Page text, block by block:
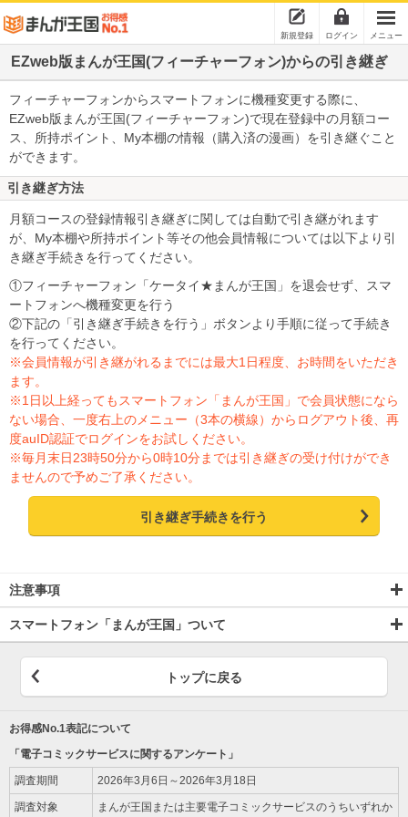
新規登録 ログイン メニュー
EZweb版まんが王国(フィーチャーフォン)からの引き継ぎ
フィーチャーフォンからスマートフォンに機種変更する際に、
EZweb版まんが王国(フィーチャーフォン)で現在登録中の月額コー
ス、所持ポイント、My本棚の情報（購入済の漫画）を引き継ぐこと
ができます。
引き継ぎ方法
月額コースの登録情報引き継ぎに関しては自動で引き継がれます
が、My本棚や所持ポイント等その他会員情報については以下より引
き継ぎ手続きを行ってください。
①フィーチャーフォン「ケータイ★まんが王国」を退会せず、スマ
ートフォンへ機種変更を行う
②下記の「引き継ぎ手続きを行う」ボタンより手順に従って手続き
を行ってください。
※会員情報が引き継がれるまでには最大1日程度、お時間をいただき
ます。
※1日以上経ってもスマートフォン「まんが王国」で会員状態になら
ない場合、一度右上のメニュー（3本の横線）からログアウト後、再
度auID認証でログインをお試しください。
※毎月末日23時50分から0時10分までは引き継ぎの受け付けができ
ませんので予めご了承ください。
引き継ぎ手続きを行う
注意事項
スマートフォン「まんが王国」ついて
トップに戻る
お得感No.1表記について
「電子コミックサービスに関するアンケート」
調査期間 2026年3月6日～2026年3月18日
調査対象 まんが王国または主要電子コミックサービスのうちいずれか